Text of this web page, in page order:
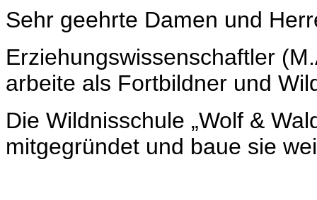
Sehr geehrte Damen und
Erziehungswissenschaftler
arbeite als Fortbildner und
Die Wildnisschule „Wolf &
mitgegründet und baue sie